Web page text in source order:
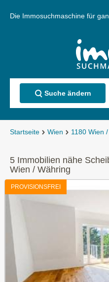
Die Immosuchmaschine für
Suche ändern
Startseite Wien 1180 Wien
5 Immobilien nähe
Wien / Währing
PROVISIONSFREI